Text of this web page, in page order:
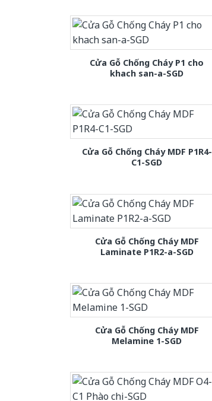
Cửa Gỗ Chống Cháy P1 cho
khach san-a-SGD
Cửa Gỗ Chống Cháy MDF P1R4-
C1-SGD
Cửa Gỗ Chống Cháy MDF
Laminate P1R2-a-SGD
Cửa Gỗ Chống Cháy MDF
Melamine 1-SGD